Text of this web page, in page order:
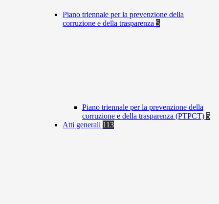
Piano triennale per la prevenzione della
corruzione e della trasparenza 5
Piano triennale per la prevenzione della
corruzione e della trasparenza (PTPCT) 5
Atti generali 113